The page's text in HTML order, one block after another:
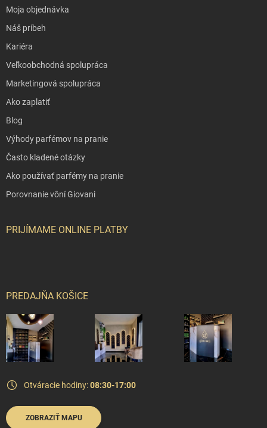
Moja objednávka
Náš príbeh
Kariéra
Veľkoobchodná spolupráca
Marketingová spolupráca
Ako zaplatiť
Blog
Výhody parfémov na pranie
Často kladené otázky
Ako používať parfémy na pranie
Porovnanie vôní Giovani
PRIJÍMAME ONLINE PLATBY
PREDAJŇA KOŠICE
Otváracie hodiny:08:30-17:00
ZOBRAZIŤ MAPU